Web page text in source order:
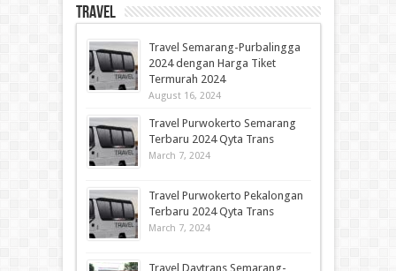
Travel
Travel Semarang-Purbalingga
2024 dengan Harga Tiket
Termurah 2024
August 16, 2024
Travel Purwokerto Semarang
Terbaru 2024 Qyta Trans
March 7, 2024
Travel Purwokerto Pekalongan
Terbaru 2024 Qyta Trans
March 7, 2024
Travel Daytrans Semarang-